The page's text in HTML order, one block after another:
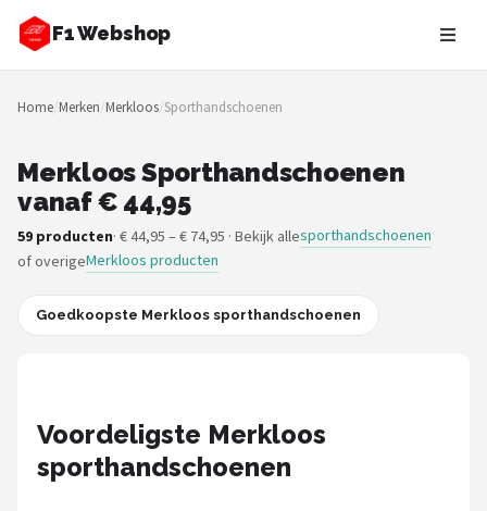
F1 Webshop
Zoeken
NAVIGATIE
Merken
Blog
Drivers
Tracks
Racestoelen
Home/Merken/Merkloos/Sporthandschoenen
Merkloos Sporthandschoenen
vanaf € 44,95
59 producten· € 44,95 – € 74,95 · Bekijk allesporthandschoenen
of overigeMerkloos producten
Goedkoopste Merkloos sporthandschoenen
Voordeligste Merkloos
sporthandschoenen